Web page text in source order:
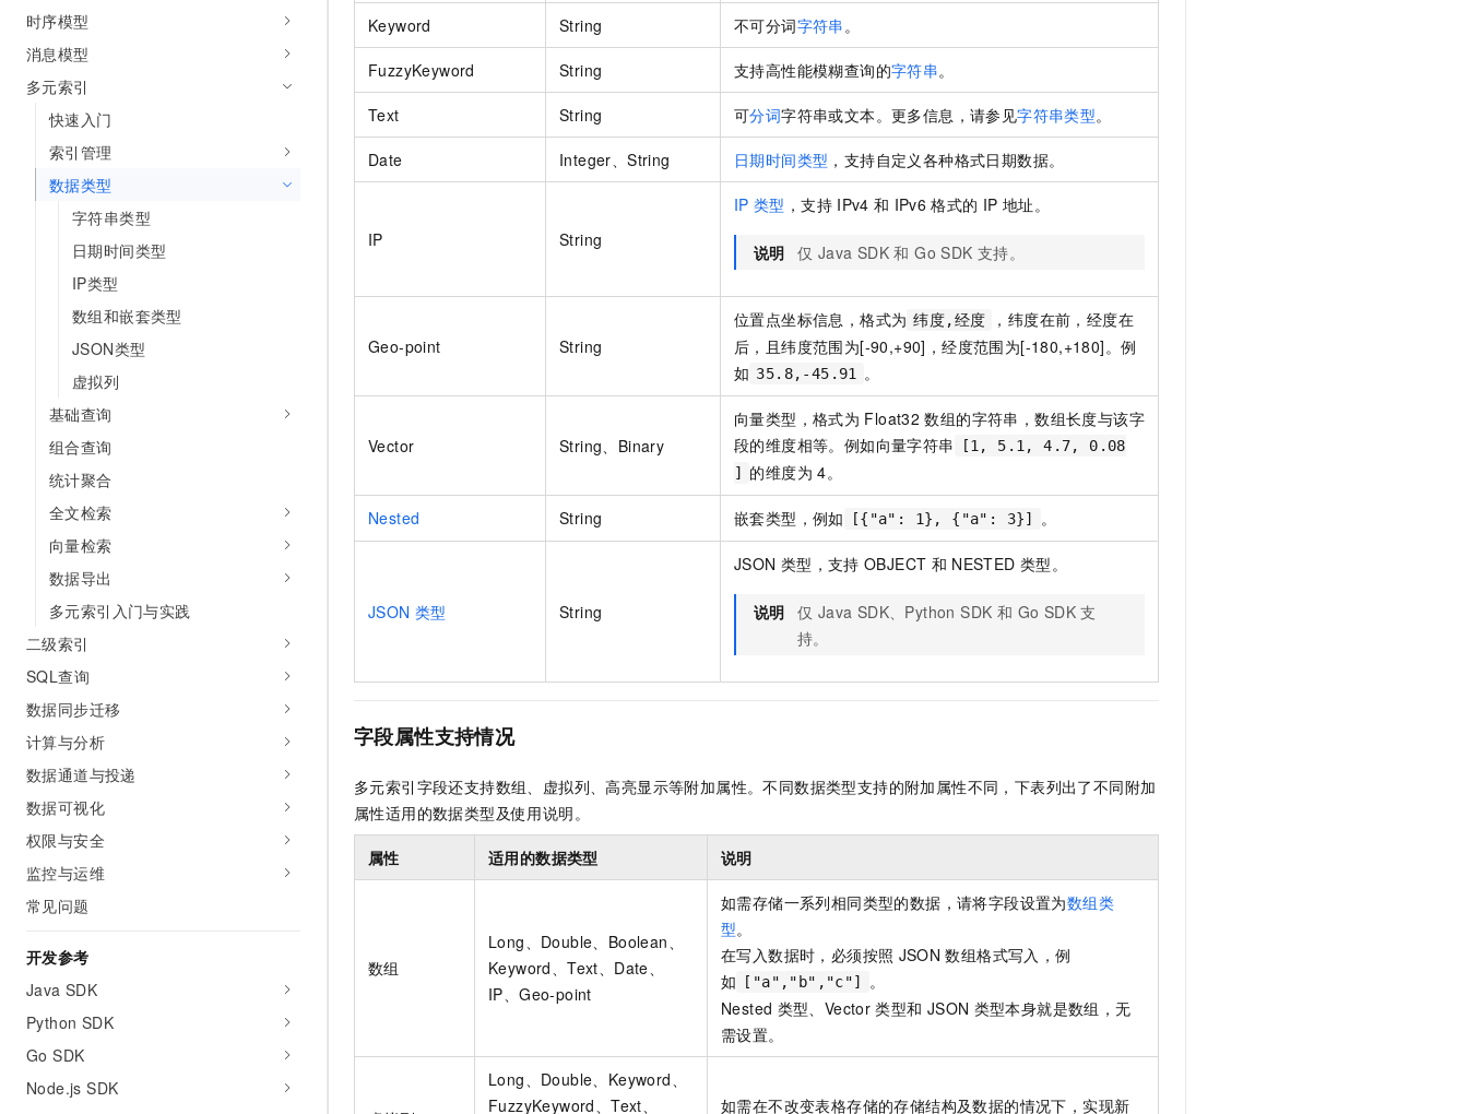
时序模型
消息模型
多元索引
快速入门
索引管理
数据类型
字符串类型
日期时间类型
IP类型
数组和嵌套类型
JSON类型
虚拟列
基础查询
组合查询
统计聚合
全文检索
向量检索
数据导出
多元索引入门与实践
二级索引
SQL查询
数据同步迁移
计算与分析
数据通道与投递
数据可视化
权限与安全
监控与运维
常见问题
开发参考
Java SDK
Python SDK
Go SDK
Node.js SDK
Keyword String 不可分词字符串。
FuzzyKeyword String 支持高性能模糊查询的字符串。
Text String 可分词字符串或文本。更多信息，请参见字符串类型。
Date Integer、String 日期时间类型 ，支持自定义各种格式日期数据。
IP String
IP 类型 ，支持 IPv4 和 IPv6 格式的 IP 地址。
说明 仅 Java SDK 和 Go SDK 支持。
Geo-point String
位置点坐标信息，格式为 纬度,经度
，纬度在前，经度在
后，且纬度范围为[-90,+90]，经度范围为[-180,+180]。例
如 35.8,-45.91 。
Vector String、Binary
向量类型，格式为 Float32 数组的字符串，数组长度与该字
段的维度相等。例如向量字符串
[1, 5.1, 4.7, 0.08
]
的维度为 4。
Nested String 嵌套类型，例如 [{"a": 1}, {"a": 3}] 。
JSON 类型 String
JSON 类型，支持 OBJECT 和 NESTED 类型。
说明 仅 Java SDK、Python SDK 和 Go SDK 支
持。
字段属性支持情况
多元索引字段还支持数组、虚拟列、高亮显示等附加属性。不同数据类型支持的附加属性不同，下表列出了不同附加
属性适用的数据类型及使用说明。
属性 适用的数据类型 说明
数组
Long、Double、Boolean、
Keyword、Text、Date、
IP、Geo-point
如需存储一系列相同类型的数据，请将字段设置为数组类
型。
在写入数据时，必须按照 JSON 数组格式写入，例
如
["a","b","c"]
。
Nested 类型、Vector 类型和 JSON 类型本身就是数组，无
需设置。
Long、Double、Keyword、
FuzzyKeyword、Text、
如需在不改变表格存储的存储结构及数据的情况下，实现新
大模型解决方案
快速部署 Dify，高效搭建 AI 应用
依托云原生高可用架构,实现Dify私有化部署
10 分钟在聊天系统中增加一个 AI 助手
10分钟微调：让0.6B模型媲美235B模型
用1%尺寸在特定领域达到大模型90%以上效果
即刻拥有 DeepSeek-R1 满血版
多种方案随心选，轻松解锁专属 DeepSeek
多模态数据信息提取
从文本、图片、视频中提取结构化的属性信息
超强辅助，Bolt.diy 一步搞定创意建站
终端用户计算
Serverless
开发工具
迁移与运维管理
专有云
建站系统